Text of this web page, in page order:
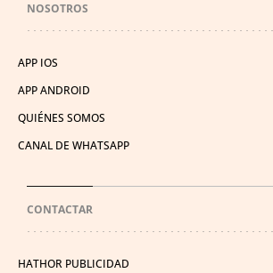
NOSOTROS
APP IOS
APP ANDROID
QUIÉNES SOMOS
CANAL DE WHATSAPP
CONTACTAR
HATHOR PUBLICIDAD